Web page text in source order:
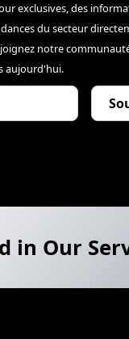
exclusives, des
du secteur
notre
aujourd'hui.
in Our